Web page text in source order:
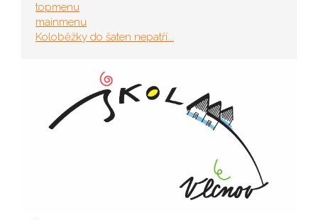
topmenu
mainmenu
Koloběžky do šaten nepatří...